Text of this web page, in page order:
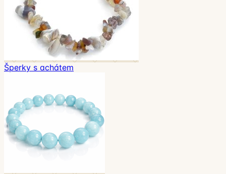
Šperky s achátem